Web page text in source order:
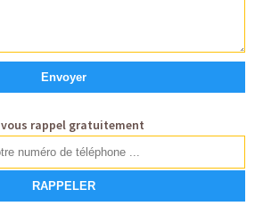
vous rappel gratuitement